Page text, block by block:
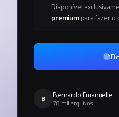
Disponível
premiumpara fazer o
B Bernardo Emanuelle
78 mil arquivos